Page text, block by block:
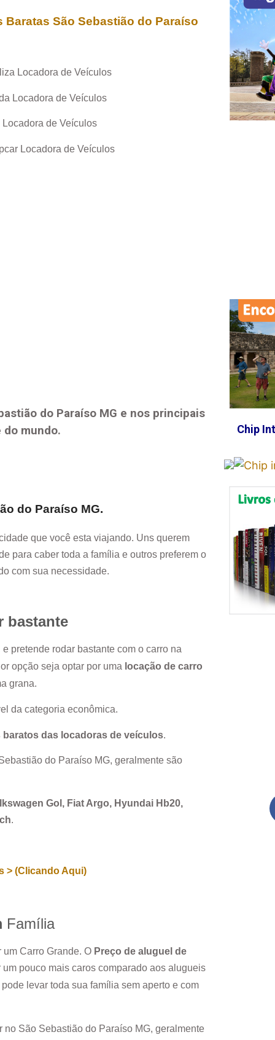
Baratas São Sebastião do Paraíso
Locadora de Veículos
Locadora de Veículos
Locadora de Veículos
Locadora de Veículos
do Paraíso MG e nos principais
mundo.
do Paraíso MG.
que você esta viajando. Uns querem
para caber toda a família e outros preferem o
com sua necessidade.
bastante
e pretende rodar bastante com o carro na
opção seja optar por uma locação de carro
grana.
da categoria econômica.
baratos das locadoras de veículos.
do Paraíso MG, geralmente são
Gol, Fiat Argo, Hyundai Hb20,
.
> (Clicando Aqui)
Família
Carro Grande. O Preço de aluguel de
um pouco mais caros comparado aos alugueis
levar toda sua família sem aperto e com
no São Sebastião do Paraíso MG, geralmente
Chip